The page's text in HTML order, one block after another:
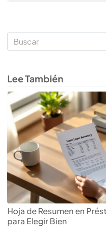
Lee También
Hoja de Resumen en
para Elegir Bien